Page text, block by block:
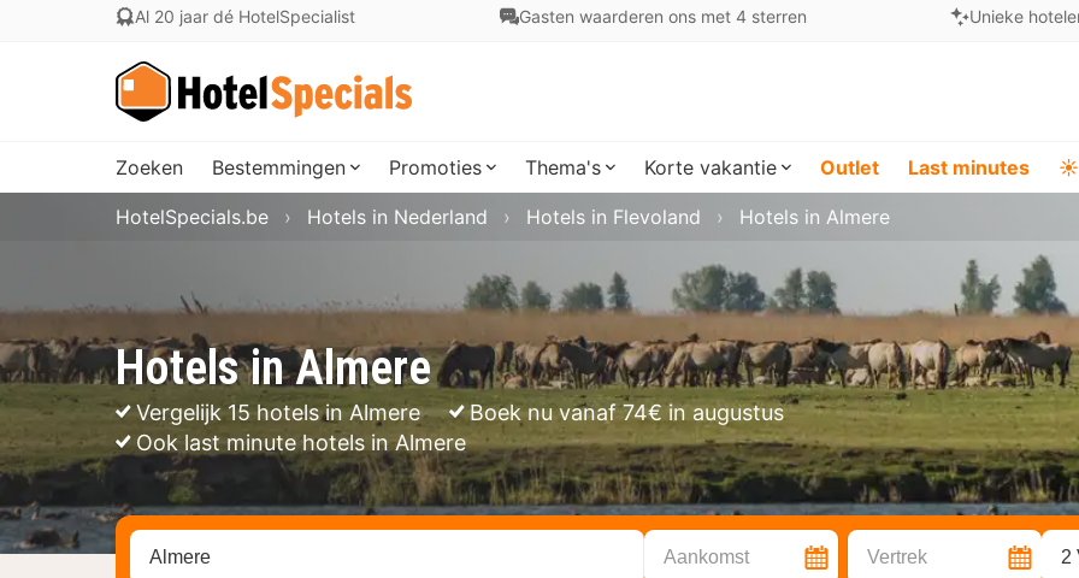
Al 20 jaar dé HotelSpecialist Gasten waarderen ons met 4 sterren Unieke
Zoeken Bestemmingen Promoties Thema's Korte vakantie Outlet Last minutes ☀️
Hotels in Almere
Vergelijk 15 hotels in Almere
Boek nu vanaf 74€ in augustus
Ook last minute hotels in Almere
HotelSpecials.be Hotels in Nederland Hotels in Flevoland Hotels in Almere
Zoek op hotel, regio of stad Aankomst Vertrek 2